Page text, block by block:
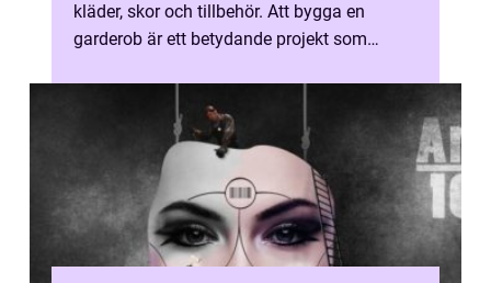
kläder, skor och tillbehör. Att bygga en
garderob är ett betydande projekt som